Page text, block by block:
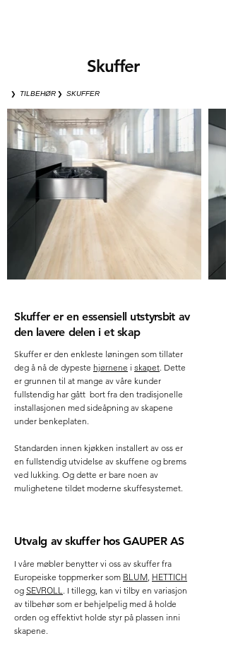
Skuffer
❯ TILBEHØR ❯ SKUFFER
Skufferer enessensiell utstyrsbit av
den lavere delen iet skap
Skuffer er den enkleste løningen som tillater
deg å nå de dypeste hjørnene i skapet. Dette
er grunnen til at mange av våre kunder
fullstendig har gått bort fra den tradisjonelle
installasjonen med sideåpning av skapene
under benkeplaten.
Standarden innen kjøkken installert av oss er
en fullstendig utvidelse av skuffene og brems
ved lukking. Og dette er bare noen av
mulighetene tildet moderne skuffesystemet.
Utvalg avskuffer hos GAUPER AS
I våre møbler benytter vi oss av skuffer fra
Europeiske toppmerker som BLUM, HETTICH
og SEVROLL . I tillegg, kan vi tilby en variasjon
av tilbehør som er behjelpelig med å holde
orden og effektivt holde styr på plassen inni
skapene.